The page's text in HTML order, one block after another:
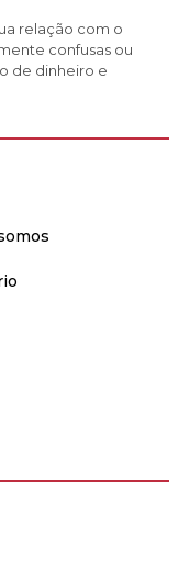
relação com o
confusas ou
de dinheiro e